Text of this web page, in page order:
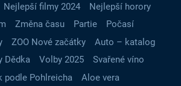
Nejlepší filmy 2024
Nejlepší horory
Změna času Partie
Počasí
ZOO Nové začátky
Auto – katalog
Dědka
Volby 2025
Svařené víno
podle Pohlreicha
Aloe vera